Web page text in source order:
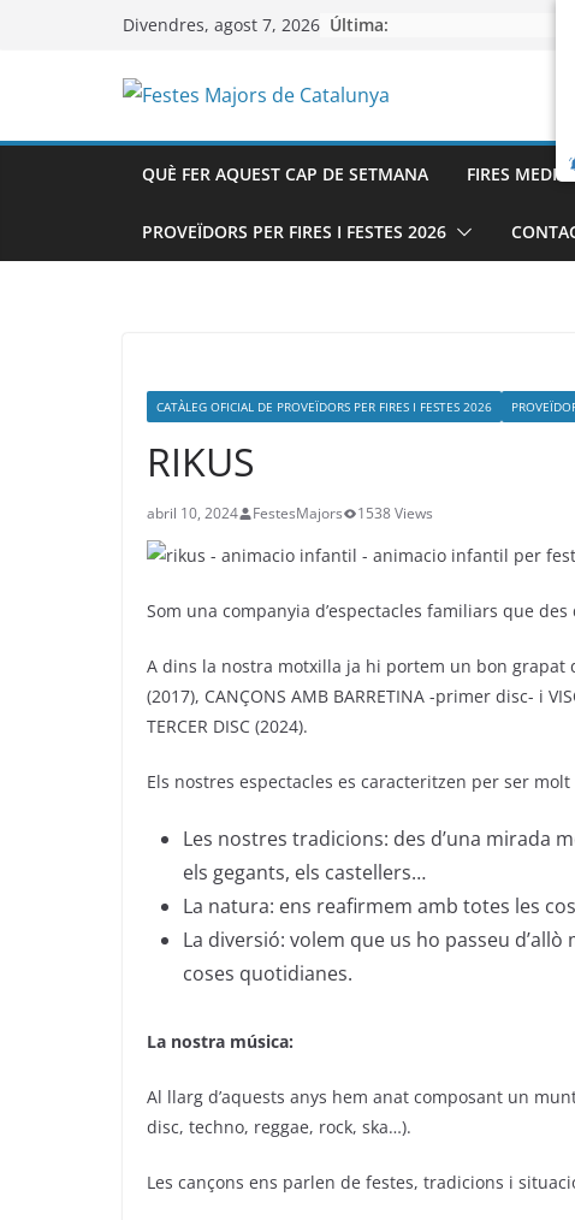
Divendres, agost 7, 2026 Última:
QUÈ FER AQUEST CAP DE SETMANA FIRES
PROVEÏDORS PER FIRES I FESTES 2026
CATÀLEG OFICIAL DE PROVEÏDORS PER FIRES I FESTES 2026
RIKUS
abril 10, 2024 FestesMajors 1538 Views
Som una companyia d’espectacles familiars que
A dins la nostra motxilla ja hi portem un bon grapat
(2017), CANÇONS AMB BARRETINA -primer disc- i
TERCER DISC (2024).
Els nostres espectacles es caracteritzen per ser
Les nostres tradicions: des d’una mirada
els gegants, els castellers…
La natura: ens reafirmem amb totes les
La diversió: volem que us ho passeu
coses quotidianes.
La nostra música:
Al llarg d’aquests anys hem anat composant un
disc, techno, reggae, rock, ska…).
Les cançons ens parlen de festes, tradicions i